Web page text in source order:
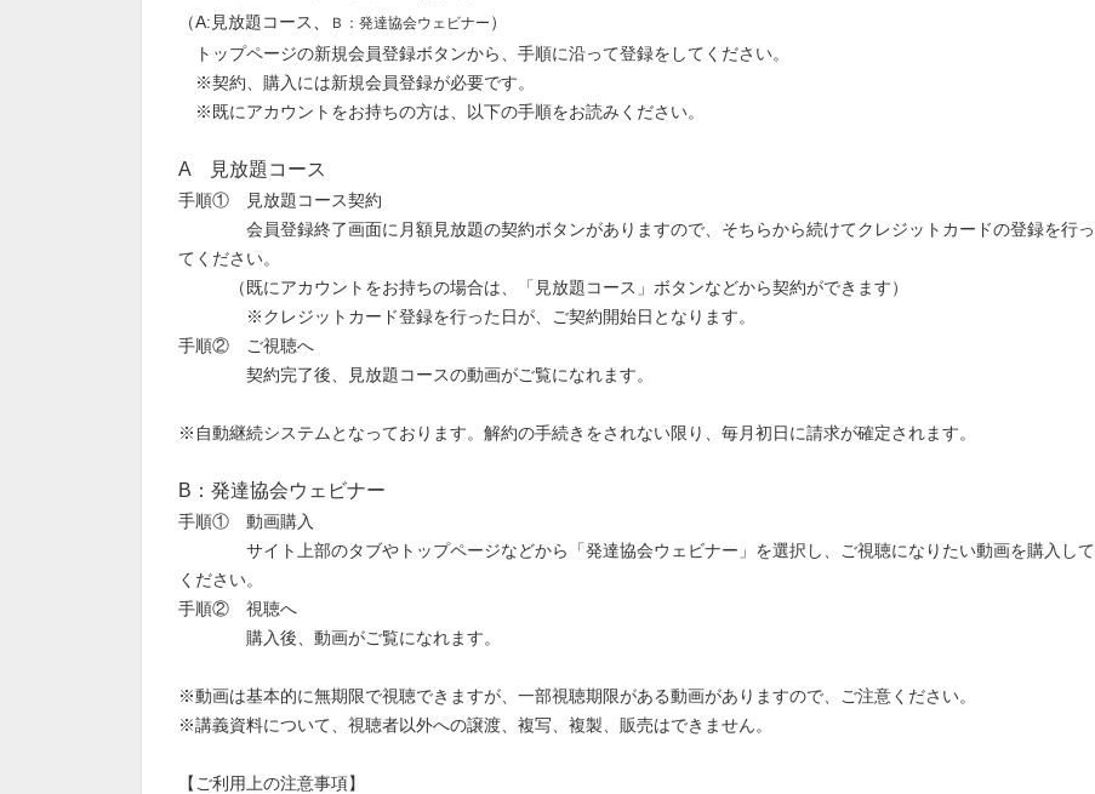
（A:見放題コース Ｂ：発達協会ウェビナー ）
トップページの新規会員登録ボタンから、手順に沿って登録をしてください。
※契約、購入には新規会員登録が必要です。
※既にアカウントをお持ちの方は、以下の手順をお読みください。
A 見放題コース
手順①
見放題コース契約
会員登録終了画面に月額見放題の契約ボタンがありますので、そちらから続けてクレジットカードの登録を行っ
てください。
（既にアカウントをお持ちの場合は、「見放題コース」ボタンなどから契約ができます）
※クレジットカード登録を行った日が、ご契約開始日となります。
手順② ご視聴へ
契約完了後、見放題コースの動画がご覧になれます。
※自動継続システムとなっております。解約の手続きをされない限り、毎月初日に請求が確定されます。
B：発達協会ウェビナー
手順① 動画購入
サイト上部のタブやトップページなどから「発達協会ウェビナー」を選択し、ご視聴になりたい動画を購入して
ください。
手順② 視聴へ
購入後、動画がご覧になれます。
※動画は基本的に無期限で視聴できますが、一部視聴期限がある動画がありますので、ご注意ください。
※講義資料について、視聴者以外への譲渡、複写、複製、販売はできません。
【ご利用上の注意事項】